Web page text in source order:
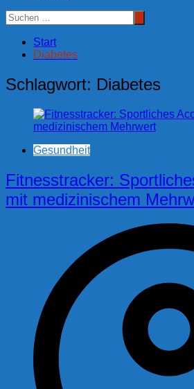
Start
Diabetes
Schlagwort: Diabetes
Gesundheit
Fitnesstracker:
mit medizinischem